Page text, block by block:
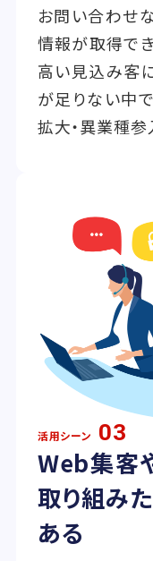
お問い合わせ
情報が取得で
高い見込み客
が足りない中
拡大・異業種参
活用シーン 03
Web集客
取り組み
ある